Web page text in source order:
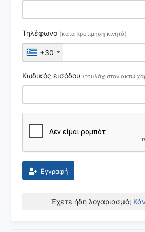
Τηλέφωνο (κατά προτίμηση κινητό)
+30
Κωδικός εισόδου (τουλάχιστον οκτώ
Εγγραφή
Έχετε ήδη λογαριασμό;